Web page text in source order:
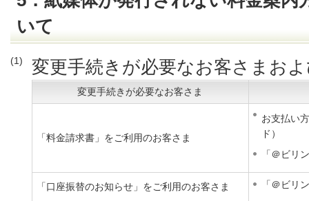
いて
(1) 変更手続きが必要なお客さまお
変更手続きが必要なお客さま
「料金請求書」をご利用のお客さま
お支払い
ド）
「＠ビリ
「口座振替のお知らせ」をご利用のお客さま 「＠ビリ